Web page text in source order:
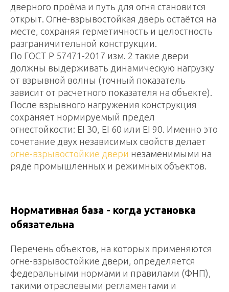
дверного проёма и путь для огня становится
открыт. Огне-взрывостойкая дверь остаётся на
месте, сохраняя герметичность и целостность
разграничительной конструкции.
По ГОСТ Р 57471-2017 изм. 2 такие двери
должны выдерживать динамическую нагрузку
от взрывной волны (точный показатель
зависит от расчетного показателя на объекте).
После взрывного нагружения конструкция
сохраняет нормируемый предел
огнестойкости: EI 30, EI 60 или EI 90. Именно это
сочетание двух независимых свойств делает
огне-взрывостойкие двери незаменимыми на
ряде промышленных и режимных объектов.
Нормативная база - когда установка
обязательна
Перечень объектов, на которых применяются
огне-взрывостойкие двери, определяется
федеральными нормами и правилами (ФНП),
такими отраслевыми регламентами и